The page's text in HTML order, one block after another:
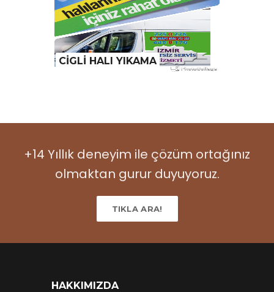
CİGLİ HALI YIKAMA
+14 Yıllık deneyim ile çözüm ortağınız
olmaktan gurur duyuyoruz.
TIKLA ARA!
HAKKIMIZDA